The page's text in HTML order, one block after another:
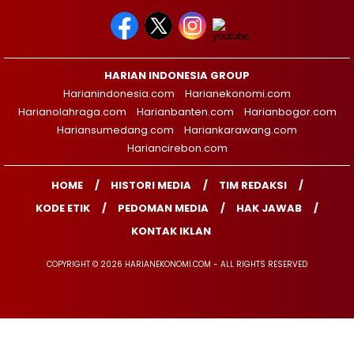
HARIAN INDONESIA GROUP
Harianindonesia.com
Harianekonomi.com
Harianolahraga.com
Harianbanten.com
Harianbogor.com
Hariansumedang.com
Hariankarawang.com
Hariancirebon.com
HOME HISTORI MEDIA
TIM REDAKSI
KODE ETIK
PEDOMAN MEDIA
HAK JAWAB
KONTAK IKLAN
COPYRIGHT © 2026 HARIANEKONOMI.COM - ALL RIGHTS RESERVED